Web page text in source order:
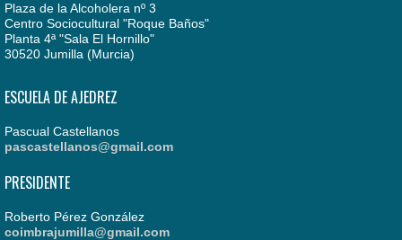
Plaza de la Alcoholera nº 3
Centro Sociocultural "Roque Baños"
Planta 4ª "Sala El Hornillo"
30520 Jumilla (Murcia)
ESCUELA DE AJEDREZ
Pascual Castellanos
pascastellanos@gmail.com
PRESIDENTE
Roberto Pérez González
coimbrajumilla@gmail.com